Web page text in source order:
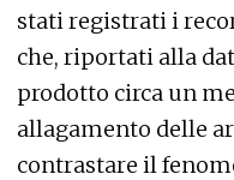
stati registrati i
che, riportati alla
prodotto circa un
allagamento delle
contrastare il